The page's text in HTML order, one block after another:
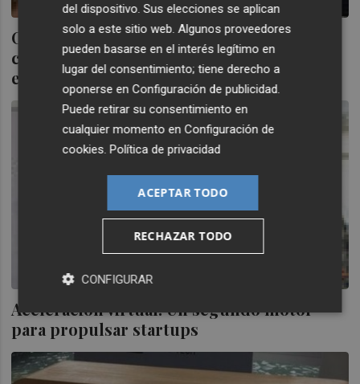
Carlos Blanco: "Mezclan emprendedores
con autónomos por interés
exclusivamente político
Aceleración virtual: Un segundo motor
para propulsar startups
del dispositivo. Sus elecciones se aplican
solo a este sitio web. Algunos proveedores
pueden basarse en el interés legítimo en
lugar del consentimiento; tiene derecho a
oponerse enConfiguración de publicidad.
Puede retirar su consentimiento en
cualquier momento enConfiguración de
cookies.Política de privacidad
ACEPTAR TODO
RECHAZAR TODO
CONFIGURAR